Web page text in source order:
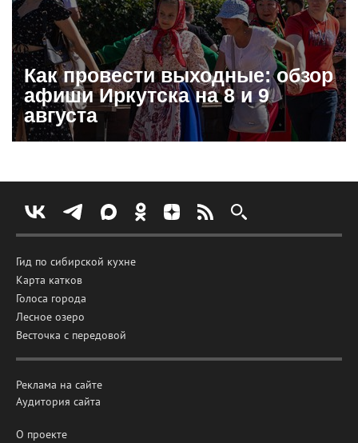
Как провести выходные: обзор
афиши Иркутска на 8 и 9
августа
Гид по сибирской кухне
Карта катков
Голоса города
Лесное озеро
Весточка с передовой
Реклама на сайте
Аудитория сайта
О проекте